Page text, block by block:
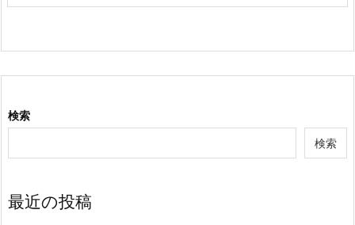
検索
検索
最近の投稿